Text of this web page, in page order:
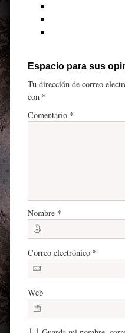
Espacio para sus
Tu dirección de correo
con *
Comentario *
Nombre *
Correo electrónico *
Web